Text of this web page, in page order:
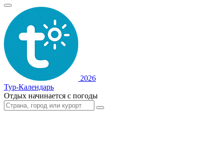
2026
Тур-Календарь
Отдых начинается с погоды